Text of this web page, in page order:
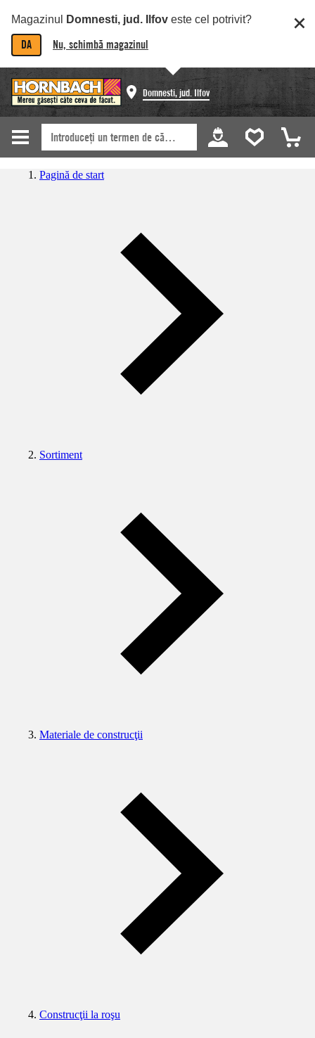
Magazinul Domnesti, jud. Ilfov este cel potrivit?
DA Nu, schimbă magazinul
Domnesti, jud. Ilfov
Pagină de start
Sortiment
Materiale de construcţii
Construcţii la roşu